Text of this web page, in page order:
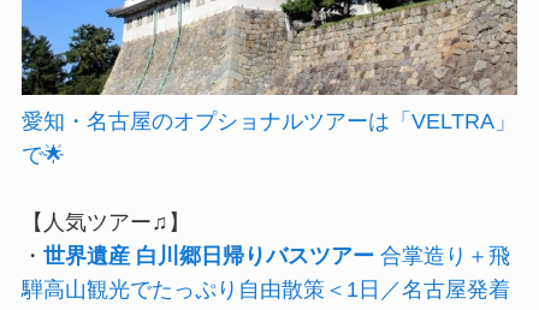
愛知・名古屋のオプショナルツアーは「VELTRA」
で🌟
【人気ツアー♫】
・ 世界遺産 白川郷日帰りバスツアー合掌造り＋飛
騨高山観光でたっぷり自由散策＜1日／名古屋発着